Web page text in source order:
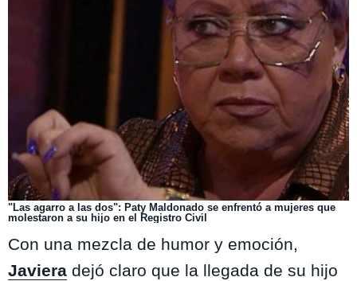
"Las agarro a las dos": Paty Maldonado se enfrentó a mujeres que
molestaron a su hijo en el Registro Civil
Con una mezcla de humor y emoción,
Javiera dejó claro que la llegada de su hijo